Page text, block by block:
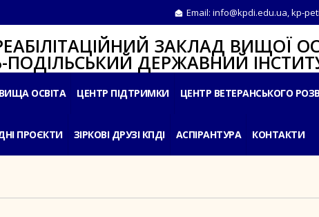
Email: info@kpdi.edu.ua,kp-
ЗАКЛАД ВИЩОЇ
ДЕРЖАВНИЙ
ВИЩА ОСВІТА ЦЕНТР ПІДТРИМКИ ЦЕНТР ВЕТЕРАНСЬКОГО
ПРОЄКТИ ЗІРКОВІ ДРУЗІ КПДІ АСПІРАНТУРА КОНТАКТИ